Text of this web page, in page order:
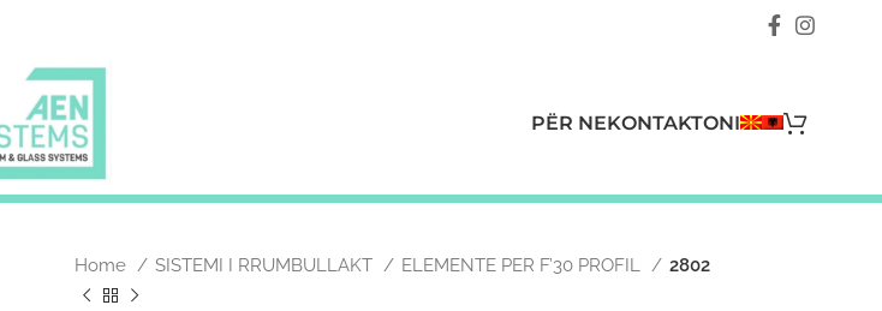
PËR NEKONTAKTONI
Home SISTEMI I RRUMBULLAKT ELEMENTE PER F’30 PROFIL 2802